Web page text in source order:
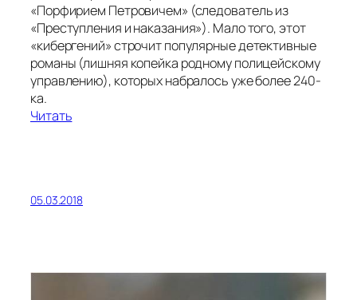
«Порфирием Петровичем» (следователь из
«Преступления и наказания»). Мало того, этот
«кибергений» строчит популярные детективные
романы (лишняя копейка родному полицейскому
управлению), которых набралось уже более 240-
ка.
Читать
05.03.2018